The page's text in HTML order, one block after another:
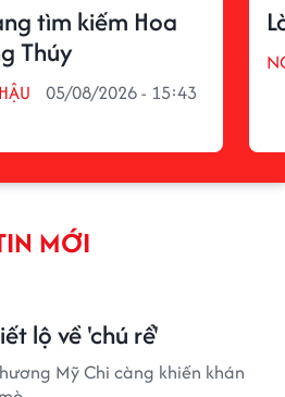
tìm kiếm Hoa
Thúy
05/08/2026 - 15:43
MỚI
lộ về 'chú rể'
Mỹ Chi càng khiến khán